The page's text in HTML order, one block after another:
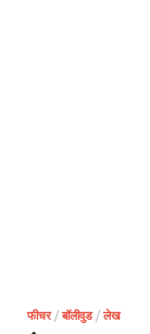
फीचर/ बॉलीवुड/ लेख